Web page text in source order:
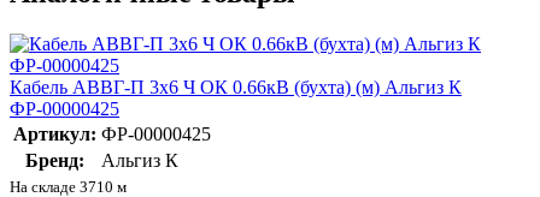
Кабель АВВГ-П 3х6 Ч ОК 0.66кВ (бухта) (м) Альгиз К
ФР-00000425
Артикул: ФР-00000425
Бренд:
Альгиз К
На складе 3710 м